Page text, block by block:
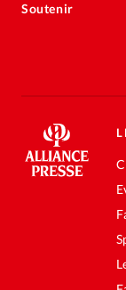
Soutenir